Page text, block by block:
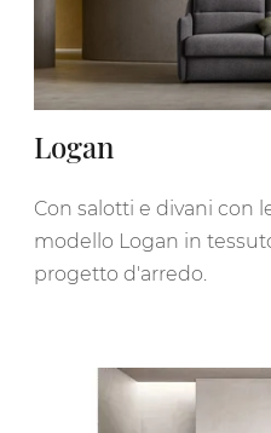
Logan
Con salotti e divani con
modello Logan in
progetto d'arredo.